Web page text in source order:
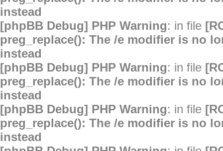
instead
[phpBB Debug] PHP Warning: in file
preg_replace(): The /e modifier is no
instead
[phpBB Debug] PHP Warning: in file
preg_replace(): The /e modifier is no
instead
[phpBB Debug] PHP Warning: in file
preg_replace(): The /e modifier is no
instead